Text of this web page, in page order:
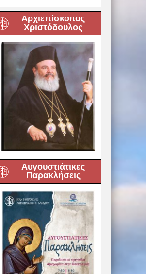
Αρχιεπίσκοπος
Χριστόδουλος
Αυγουστιάτικες
Παρακλήσεις